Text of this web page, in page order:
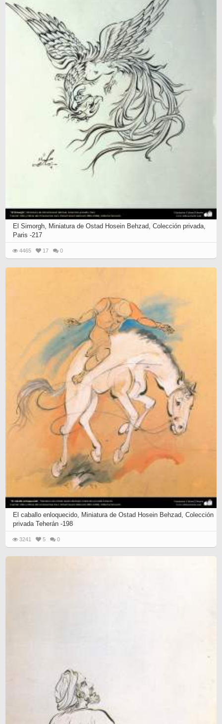
El Simorgh, Miniatura de Ostad Hosein Behzad, Colección privada,
Paris -217
4465 17 0
El caballo enloquecido, Miniatura de Ostad Hosein Behzad, Colección
privada Teherán -198
3241 5 0